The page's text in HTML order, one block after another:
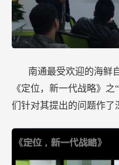
南通最受欢迎的海
《定位，新一代战略》
们针对其提出的问题作了